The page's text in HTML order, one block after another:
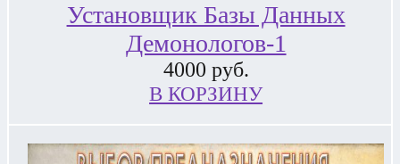
Установщик Базы Данных
Демонологов-1
4000 руб.
В КОРЗИНУ